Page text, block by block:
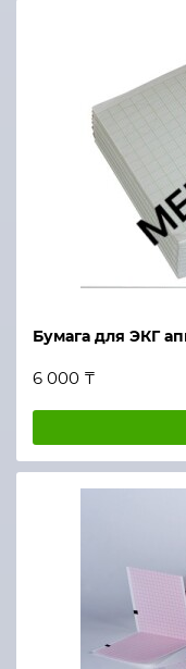
Бумага для ЭКГ
6 000 ₸